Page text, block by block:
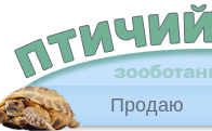
Продаю